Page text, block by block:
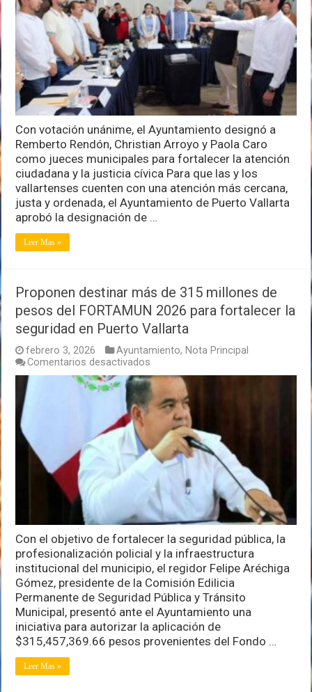
cívicos
en
Puerto
Vallarta
Con votación unánime, el Ayuntamiento designó a
Remberto Rendón, Christian Arroyo y Paola Caro
como jueces municipales para fortalecer la atención
ciudadana y la justicia cívica Para que las y los
vallartenses cuenten con una atención más cercana,
justa y ordenada, el Ayuntamiento de Puerto Vallarta
aprobó la designación de …
Leer Mas »
Proponen destinar más de 315 millones de
pesos del FORTAMUN 2026 para fortalecer la
seguridad en Puerto Vallarta
febrero 3, 2026 Ayuntamiento,Nota Principal
Comentarios desactivados
Proponen
destinar
más
de
millones
de
pesos
del
FORTAMUN
2026
para
fortalecer
la
seguridad
en
Puerto
Vallarta
Con el objetivo de fortalecer la seguridad pública, la
profesionalización policial y la infraestructura
institucional del municipio, el regidor Felipe Aréchiga
Gómez, presidente de la Comisión Edilicia
Permanente de Seguridad Pública y Tránsito
Municipal, presentó ante el Ayuntamiento una
iniciativa para autorizar la aplicación de
$315,457,369.66 pesos provenientes del Fondo …
Leer Mas »